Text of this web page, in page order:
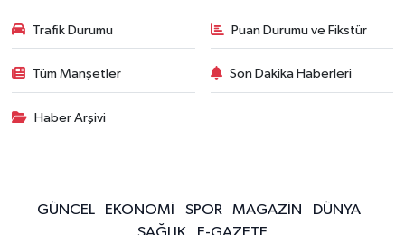
Trafik Durumu Puan Durumu ve Fikstür
Tüm Manşetler Son Dakika Haberleri
Haber Arşivi
GÜNCEL EKONOMİ SPOR MAGAZİN
DÜNYA